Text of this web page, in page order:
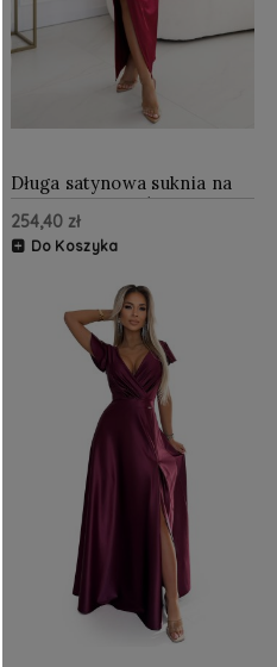
Długa satynowa suknia na
jedno ramię z różami
Bordowa
254,40 zł
Do Koszyka